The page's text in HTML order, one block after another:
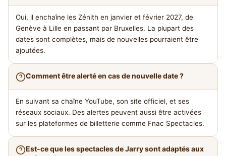
Oui, il enchaîne les Zénith en janvier et février 2027, de
Genève à Lille en passant par Bruxelles. La plupart des
dates sont complètes, mais de nouvelles pourraient être
ajoutées.
Comment être alerté en cas de nouvelle date ?
En suivant sa chaîne YouTube, son site officiel, et ses
réseaux sociaux. Des alertes peuvent aussi être activées
sur les plateformes de billetterie comme Fnac Spectacles.
Est-ce que les spectacles de Jarry sont adaptés aux